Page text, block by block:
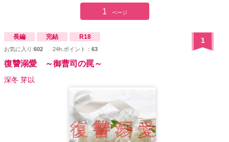
1 ページ
長編 完結 R18
お気に入り:602 24h.ポイント： 63
1
復讐溺愛 ～御曹司の罠～
深冬 芽以